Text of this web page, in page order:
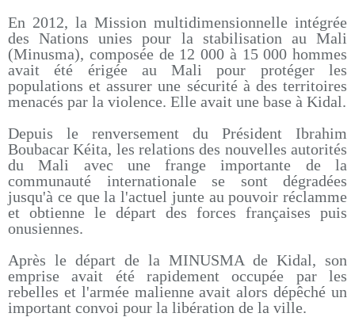
En 2012, la Mission multidimensionnelle intégrée
des Nations unies pour la stabilisation au Mali
(Minusma), composée de 12 000 à 15 000 hommes
avait été érigée au Mali pour protéger les
populations et assurer une sécurité à des territoires
menacés par la violence. Elle avait une base à Kidal.
Depuis le renversement du Président Ibrahim
Boubacar Kéita, les relations des nouvelles autorités
du Mali avec une frange importante de la
communauté internationale se sont dégradées
jusqu'à ce que la l'actuel junte au pouvoir réclamme
et obtienne le départ des forces françaises puis
onusiennes.
Après le départ de la MINUSMA de Kidal, son
emprise avait été rapidement occupée par les
rebelles et l'armée malienne avait alors dépêché un
important convoi pour la libération de la ville.